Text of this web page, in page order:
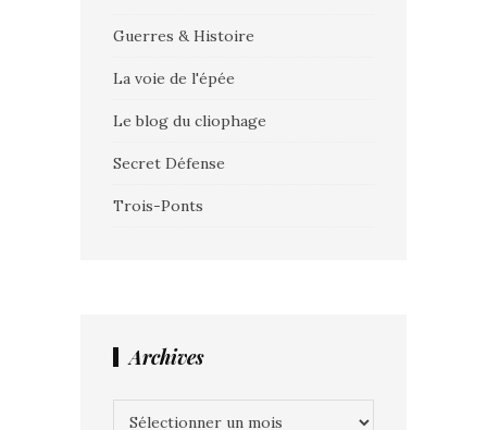
Guerres & Histoire
La voie de l'épée
Le blog du cliophage
Secret Défense
Trois-Ponts
Archives